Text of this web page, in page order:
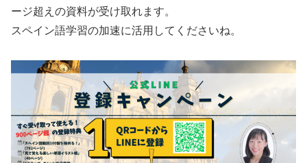
ージ超えの資料が受け取れます。
スペイン語学習の加速に活用してくださいね。